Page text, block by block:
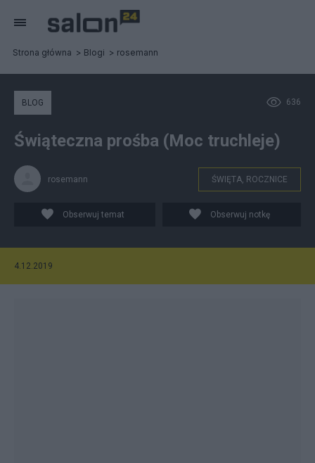
Strona główna Blogi rosemann
636
BLOG
Świąteczna prośba (Moc truchleje)
rosemann ŚWIĘTA, ROCZNICE
Obserwuj temat Obserwuj notkę
4.12.2019